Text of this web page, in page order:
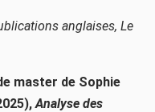
anglaises, Le
master de Sophie
Analyse des